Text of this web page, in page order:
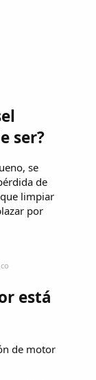
ser?
se
de
limpiar
por
está
de motor